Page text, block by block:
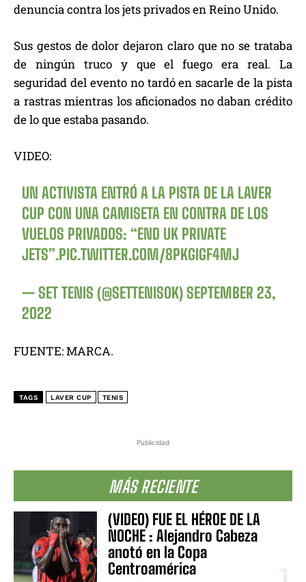
Publicidad
MÁS RECIENTE
(VIDEO) FUE EL HÉROE DE LA
NOCHE : Alejandro Cabeza
anotó en la Copa
Centroamérica
denuncia contra los jets privados en Reino Unido.
Sus gestos de dolor dejaron claro que no se trataba
de ningún truco y que el fuego era real. La
seguridad del evento no tardó en sacarle de la pista
a rastras mientras los aficionados no daban crédito
de lo que estaba pasando.
VIDEO:
UN ACTIVISTA ENTRÓ A LA PISTA DE LA LAVER
CUP CON UNA CAMISETA EN CONTRA DE LOS
VUELOS PRIVADOS: “END UK PRIVATE
JETS”.PIC.TWITTER.COM/8PKGIGF4MJ
— SET TENIS (@SETTENISOK)SEPTEMBER 23,
2022
FUENTE: MARCA.
TAGS LAVER CUP TENIS